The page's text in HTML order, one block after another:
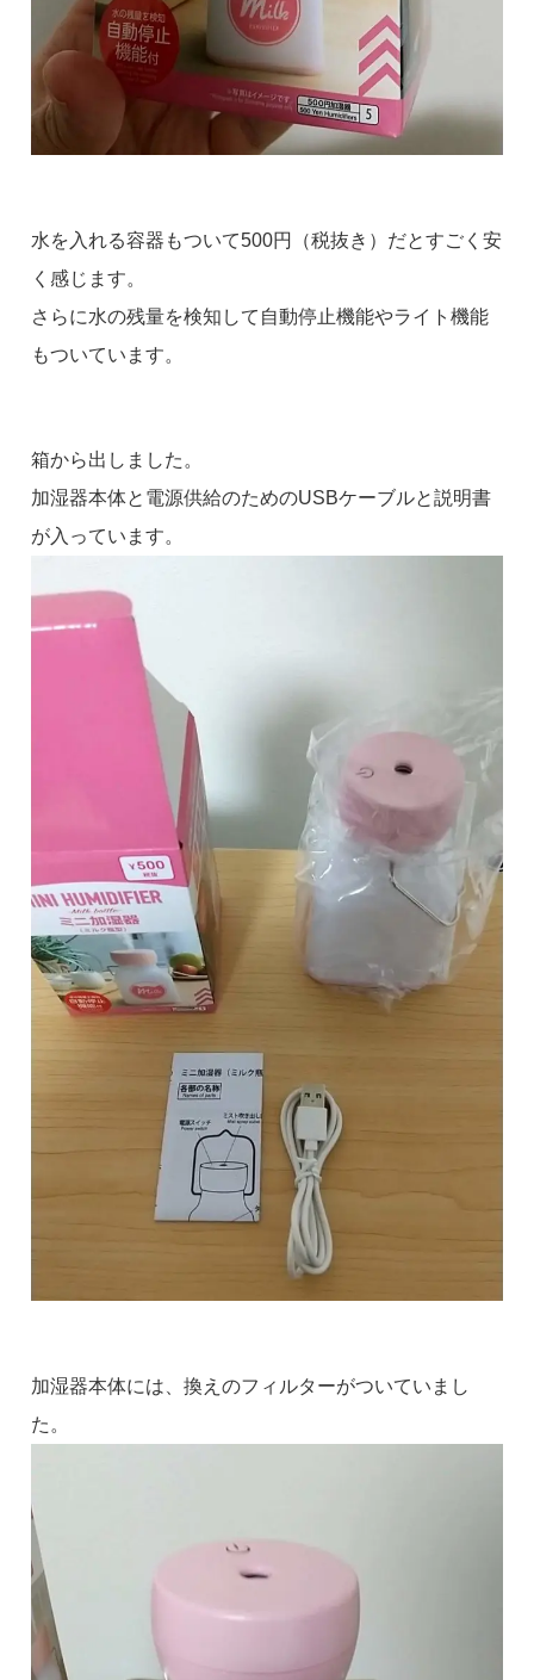
水を入れる容器もついて500円（税抜き）だとすごく安
く感じます。
さらに水の残量を検知して自動停止機能やライト機能
もついています。
箱から出しました。
加湿器本体と電源供給のためのUSBケーブルと説明書
が入っています。
加湿器本体には、換えのフィルターがついていまし
た。